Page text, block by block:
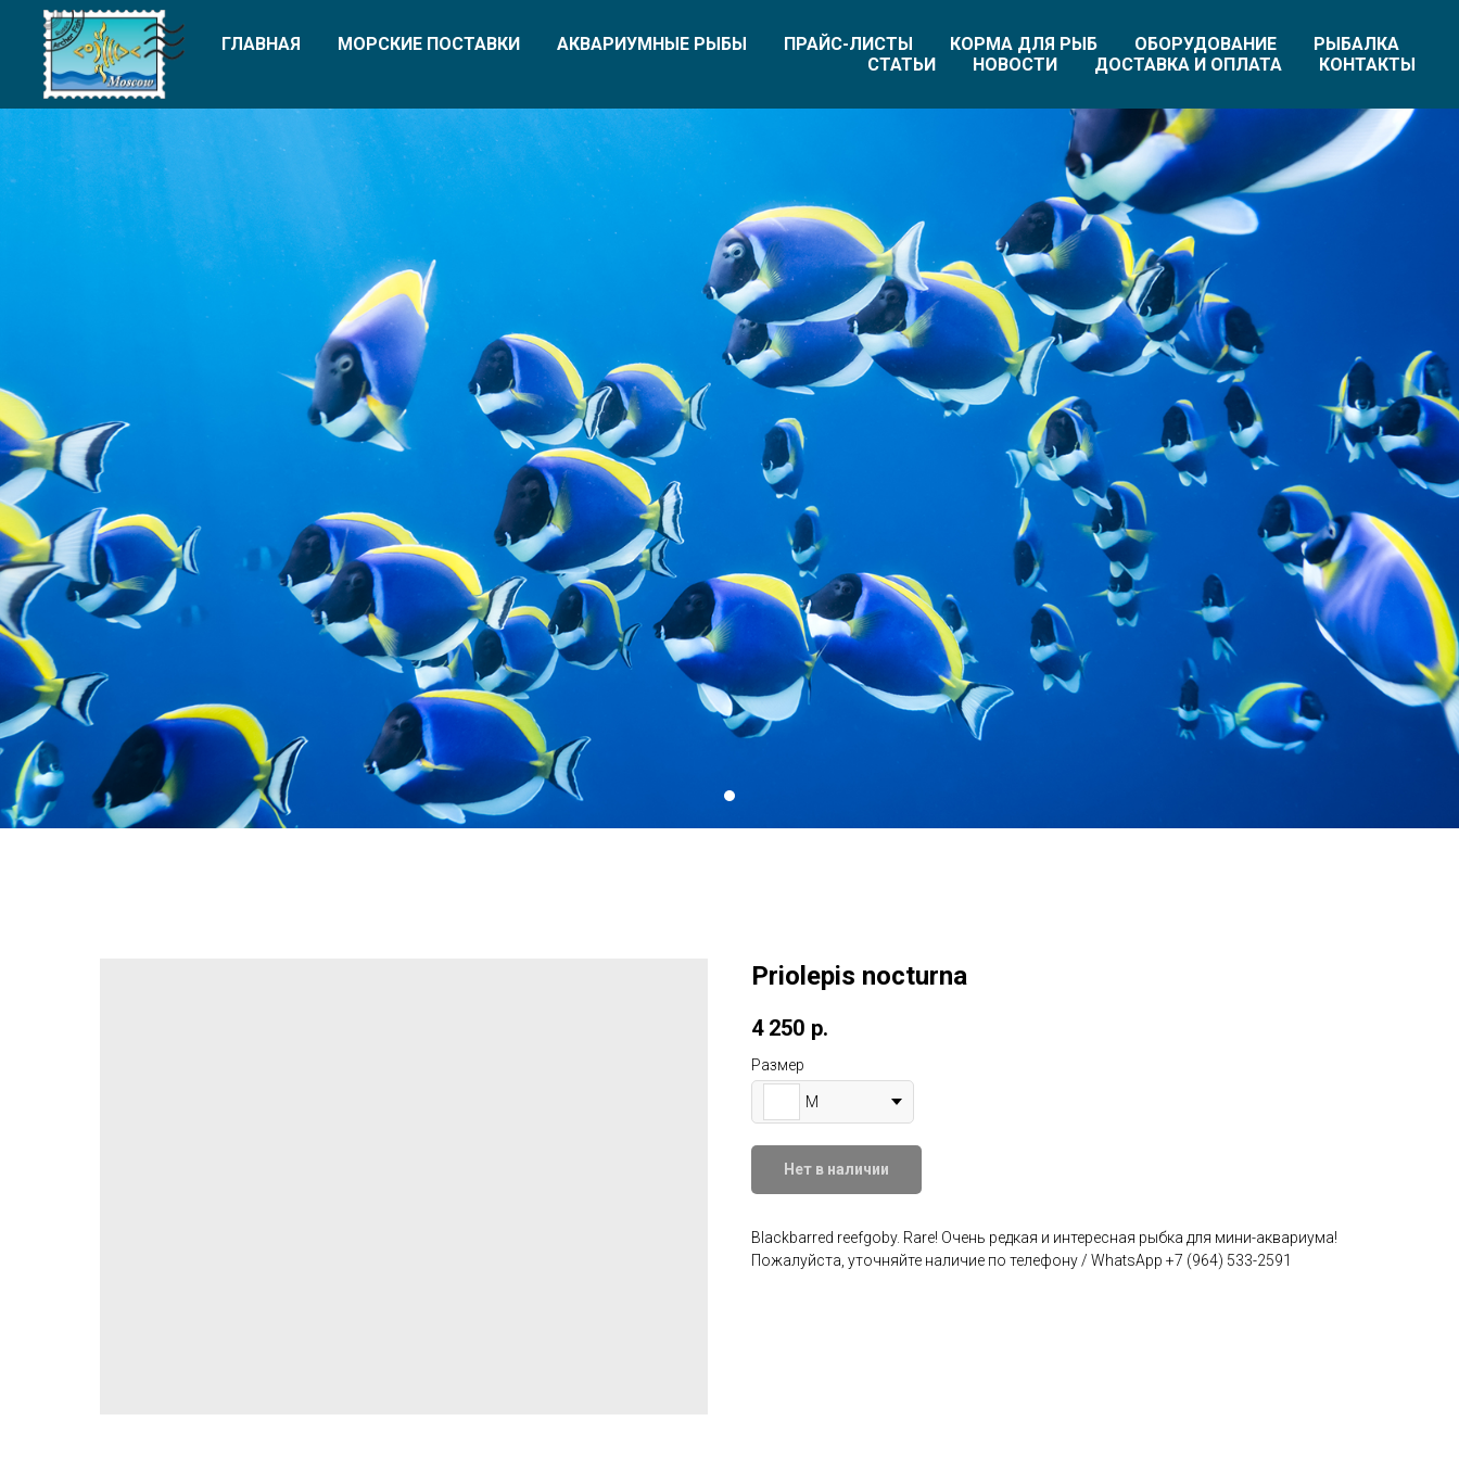
ГЛАВНАЯ МОРСКИЕ ПОСТАВКИ АКВАРИУМНЫЕ РЫБЫ ПРАЙС-ЛИСТЫ КОРМА ДЛЯ РЫБ ОБОРУДОВАНИЕ
РЫБАЛКА
СТАТЬИ
НОВОСТИ ДОСТАВКА И ОПЛАТА КОНТАКТЫ
Priolepis nocturna
4 250 р.
Размер
M
Нет в наличии
Blackbarred reefgoby. Rare! Очень редкая и интересная рыбка для мини-аквариума!
Пожалуйста, уточняйте наличие по телефону / WhatsApp +7 (964) 533-2591